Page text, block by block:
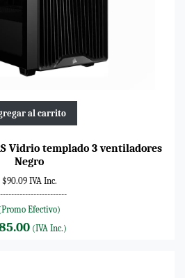
al carrito
Vidrio templado 3 ventiladores
Negro
$90.09 IVA Inc.
Efectivo)
(IVA Inc.)